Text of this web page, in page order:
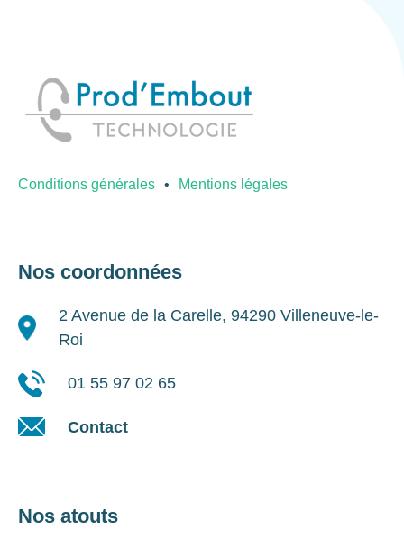
Conditions générales Mentions légales
Nos coordonnées
2 Avenue de la Carelle, 94290 Villeneuve-le-
Roi
01 55 97 02 65
Contact
Nos atouts